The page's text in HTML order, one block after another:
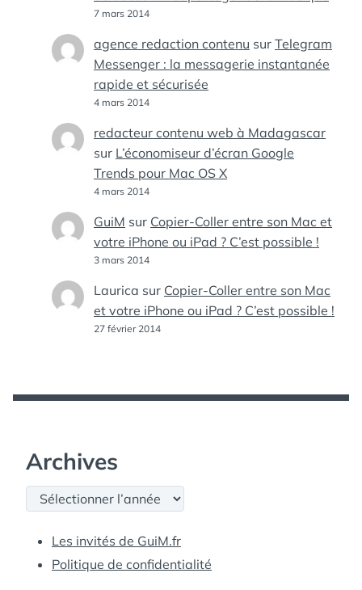
7 mars 2014
agence redaction contenu sur Telegram
Messenger : la messagerie instantanée
rapide et sécurisée
4 mars 2014
redacteur contenu web à Madagascar
sur L’économiseur d’écran Google
Trends pour Mac OS X
4 mars 2014
GuiM sur Copier-Coller entre son Mac et
votre iPhone ou iPad ? C’est possible !
3 mars 2014
Laurica sur Copier-Coller entre son Mac
et votre iPhone ou iPad ? C’est possible !
27 février 2014
Archives
Archives
Les invités de GuiM.fr
Politique de confidentialité